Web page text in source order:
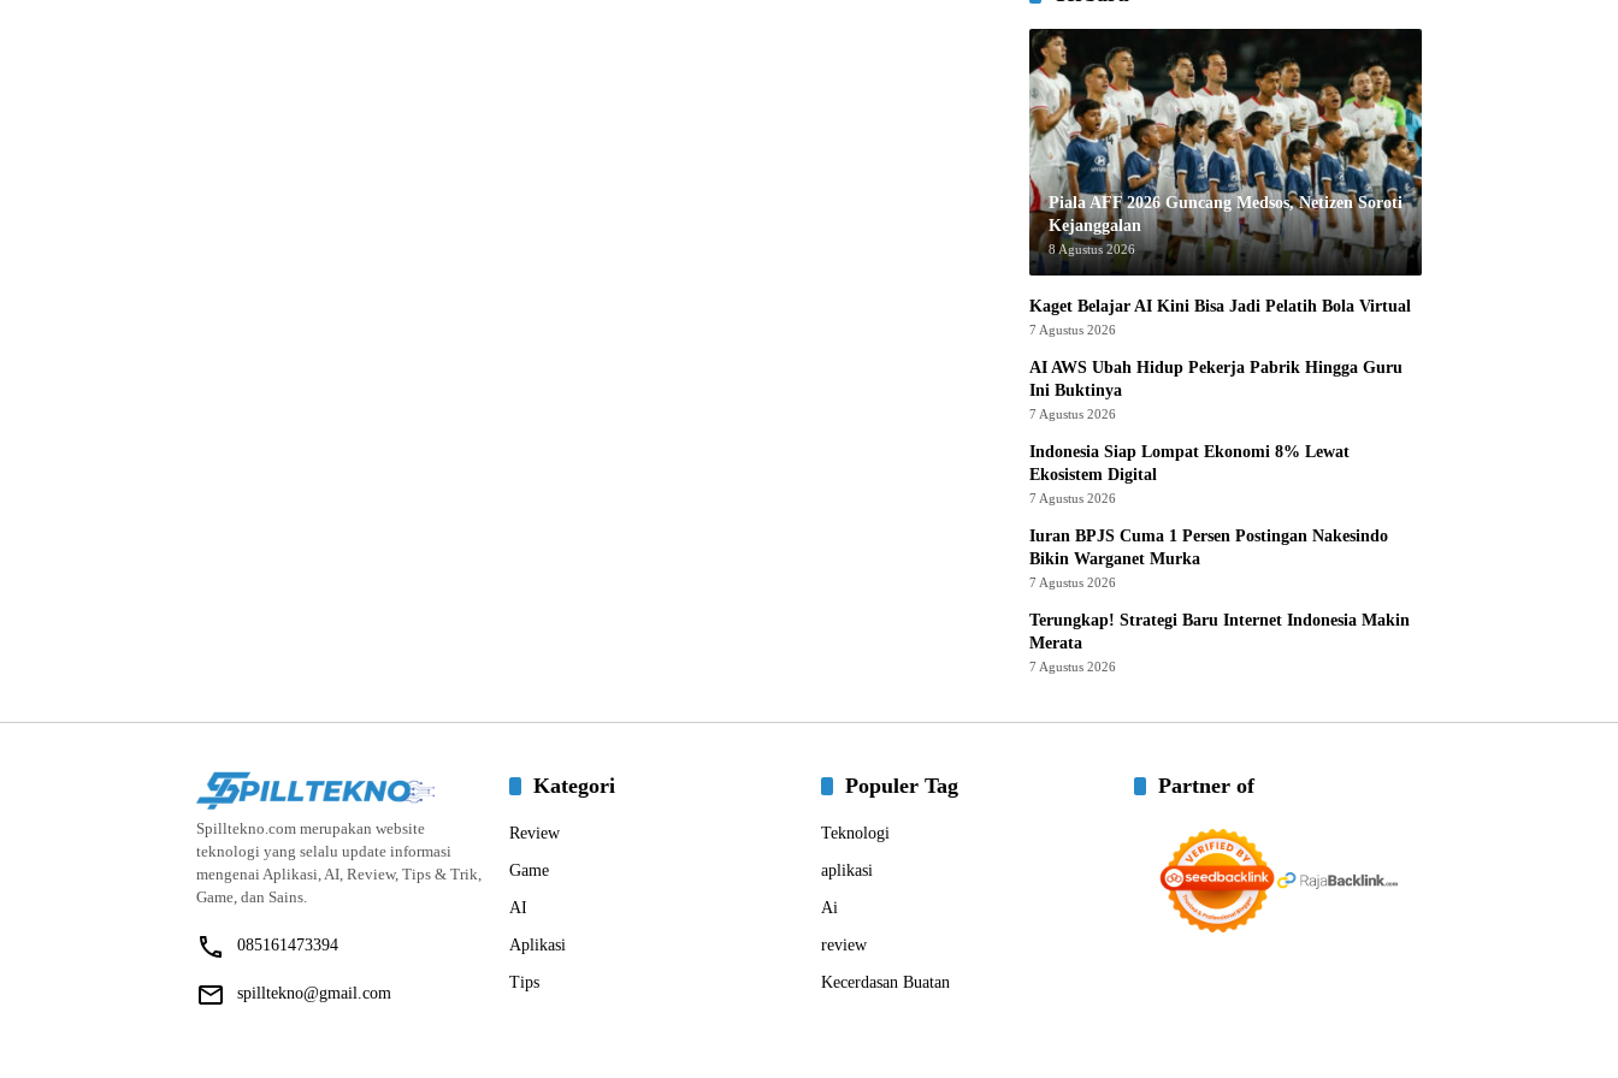
Piala AFF 2026 Guncang Medsos, Netizen Soroti
Kejanggalan
8 Agustus 2026
Kaget Belajar AI Kini Bisa Jadi Pelatih Bola Virtual
7 Agustus 2026
AI AWS Ubah Hidup Pekerja Pabrik Hingga Guru
Ini Buktinya
7 Agustus 2026
Indonesia Siap Lompat Ekonomi 8% Lewat
Ekosistem Digital
7 Agustus 2026
Iuran BPJS Cuma 1 Persen Postingan Nakesindo
Bikin Warganet Murka
7 Agustus 2026
Terungkap! Strategi Baru Internet Indonesia Makin
Merata
7 Agustus 2026
Spilltekno.com merupakan website
teknologi yang selalu update informasi
mengenai Aplikasi, AI, Review, Tips & Trik,
Game, dan Sains.
085161473394
spilltekno@gmail.com
Kategori
Review
Game
AI
Aplikasi
Tips
Populer Tag
Teknologi
aplikasi
Ai
review
Kecerdasan Buatan
Partner of